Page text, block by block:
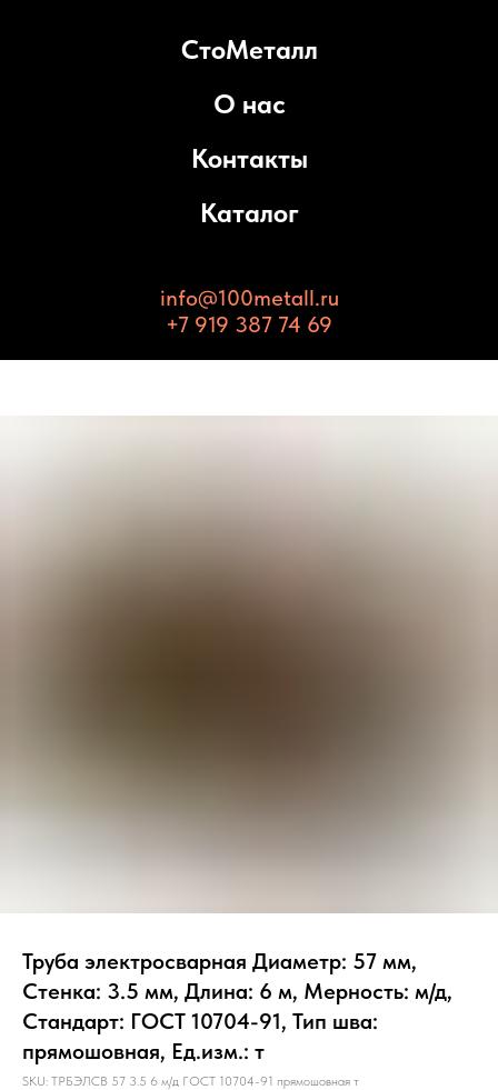
СтоМеталл
О нас
Контакты
Каталог
info@100metall.ru
+7 919 387 74 69
Труба электросварная Диаметр: 57 мм,
Стенка: 3.5 мм, Длина: 6 м, Мерность: м/д,
Стандарт: ГОСТ 10704-91, Тип шва:
прямошовная, Ед.изм.: т
SKU: ТРБЭЛСВ 57 3.5 6 м/д ГОСТ 10704-91 прямошовная т